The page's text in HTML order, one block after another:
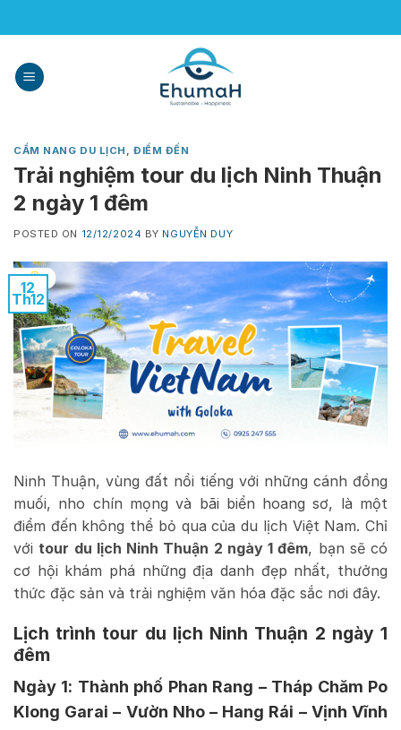
to
CẨM NANG DU LỊCH ,ĐIỂM ĐẾN
Trải nghiệm tour du lịch Ninh Thuận
2 ngày 1 đêm
POSTED ON 12/12/2024 BY NGUYỄN DUY
12
Th12
Ninh Thuận, vùng đất nổi tiếng với những cánh đồng
muối, nho chín mọng và bãi biển hoang sơ, là một
điểm đến không thể bỏ qua của du lịch Việt Nam. Chỉ
với tour du lịch Ninh Thuận 2 ngày 1 đêm, bạn sẽ có
cơ hội khám phá những địa danh đẹp nhất, thưởng
thức đặc sản và trải nghiệm văn hóa đặc sắc nơi đây.
Lịch trình tour du lịch Ninh Thuận 2 ngày 1
đêm
Ngày 1: Thành phố Phan Rang – Tháp Chăm Po
Klong Garai – Vườn Nho – Hang Rái – Vịnh Vĩnh